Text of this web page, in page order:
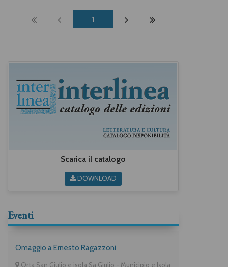
1
Scarica il catalogo
DOWNLOAD
Eventi
Omaggio a Ernesto Ragazzoni
Orta San Giulio e isola Sa Giulio - Municipio e Isola